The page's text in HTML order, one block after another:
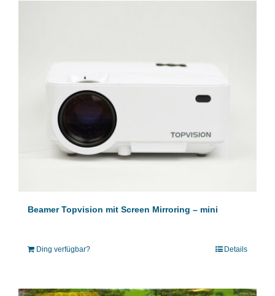
Beamer Topvision mit Screen Mirroring – mini
Ding verfügbar? Details